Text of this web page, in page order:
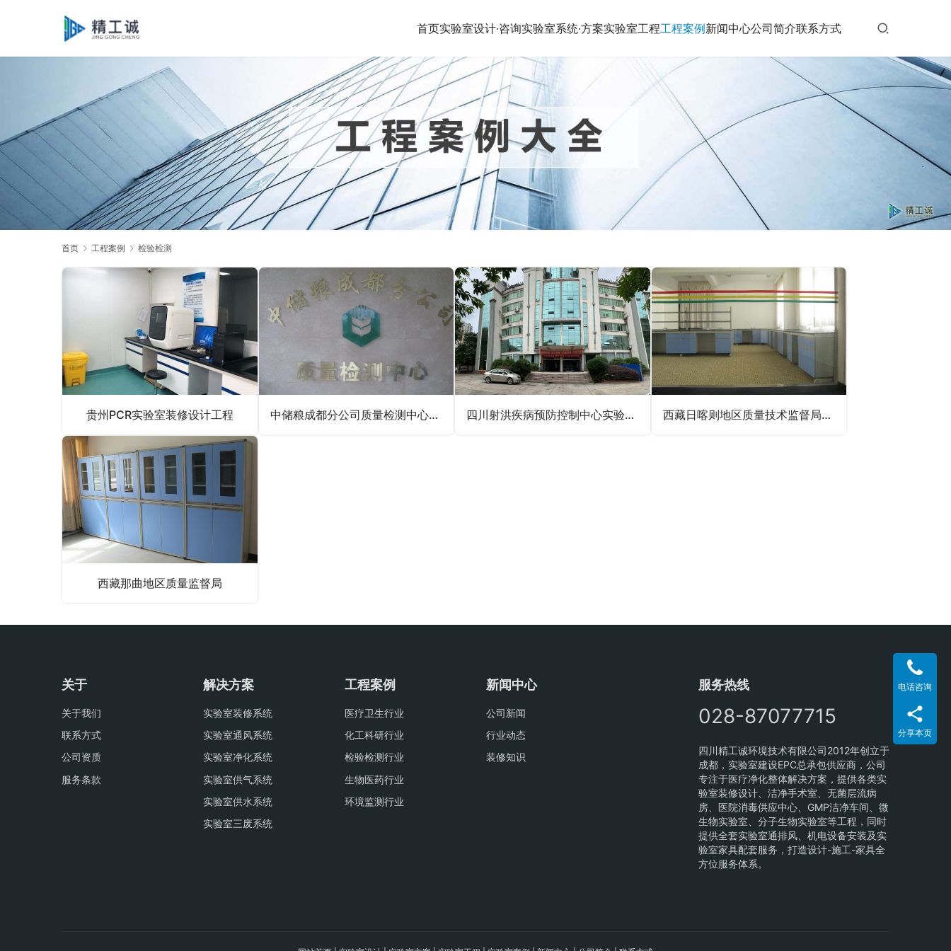
首页实验室设计·咨询实验室系统·方案实验室工程工程案例新闻中心公司简介联系方式
首页 工程案例 检验检测
贵州PCR实验室装修设计工程 中储粮成都分公司质量检测中心实验室建设 四川射洪疾病预防控制中心实验室装修设计 西藏日喀则地区质量技术监督局实验室装修设计
西藏那曲地区质量监督局
关于
关于我们
联系方式
公司资质
服务条款
解决方案
实验室装修系统
实验室通风系统
实验室净化系统
实验室供气系统
实验室供水系统
实验室三废系统
工程案例
医疗卫生行业
化工科研行业
检验检测行业
生物医药行业
环境监测行业
新闻中心
公司新闻
行业动态
装修知识
服务热线
028-87077715
四川精工诚环境技术有限公司2012年创立于
成都，实验室建设EPC总承包供应商，公司
专注于医疗净化整体解决方案，提供各类实
验室装修设计、洁净手术室、无菌层流病
房、医院消毒供应中心、GMP洁净车间、微
生物实验室、分子生物实验室等工程，同时
提供全套实验室通排风、机电设备安装及实
验室家具配套服务，打造设计-施工-家具全
方位服务体系。
电话咨询
分享本页